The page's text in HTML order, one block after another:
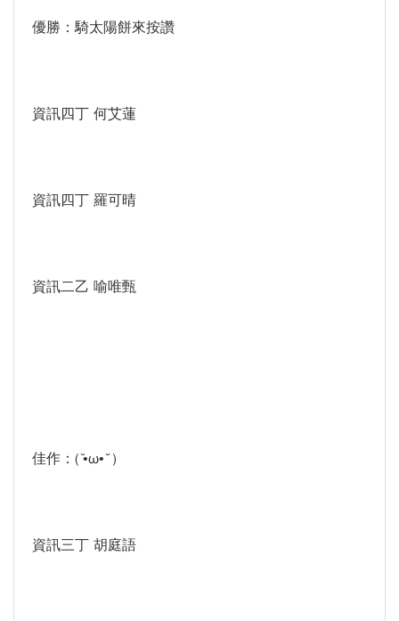
優勝：騎太陽餅來按讚
資訊四丁 何艾蓮
資訊四丁 羅可晴
資訊二乙 喻唯甄
佳作：( ̆•ω• ̆ )
資訊三丁 胡庭語